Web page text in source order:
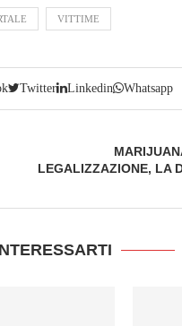
VITTIME
Twitter Linkedin Whatsapp
LEGALIZZAZIONE, LA